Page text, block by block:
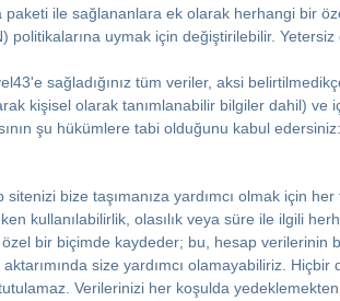
paketi ile sağlananlara ek olarak herhangi bir
politikalarına uymak için değiştirilebilir.
sağladığınız tüm veriler, aksi
kişisel olarak tanımlanabilir bilgiler dahil) ve
şu hükümlere tabi olduğunu kabul
sitenizi bize taşımanıza yardımcı olmak için
kullanılabilirlik, olasılık veya süre ile ilgili
bir biçimde kaydeder; bu, hesap verilerinin
size yardımcı olamayabiliriz.
Verilerinizi her koşulda yedeklemekten